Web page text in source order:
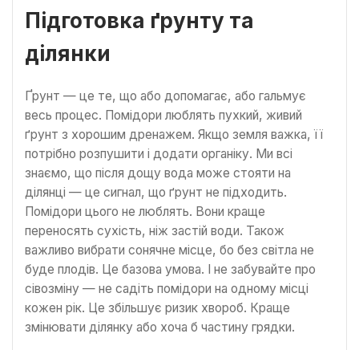
Підготовка ґрунту та
ділянки
Ґрунт — це те, що або допомагає, або гальмує
весь процес. Помідори люблять пухкий, живий
ґрунт з хорошим дренажем. Якщо земля важка, її
потрібно розпушити і додати органіку. Ми всі
знаємо, що після дощу вода може стояти на
ділянці — це сигнал, що ґрунт не підходить.
Помідори цього не люблять. Вони краще
переносять сухість, ніж застій води. Також
важливо вибрати сонячне місце, бо без світла не
буде плодів. Це базова умова. І не забувайте про
сівозміну — не садіть помідори на одному місці
кожен рік. Це збільшує ризик хвороб. Краще
змінювати ділянку або хоча б частину грядки.